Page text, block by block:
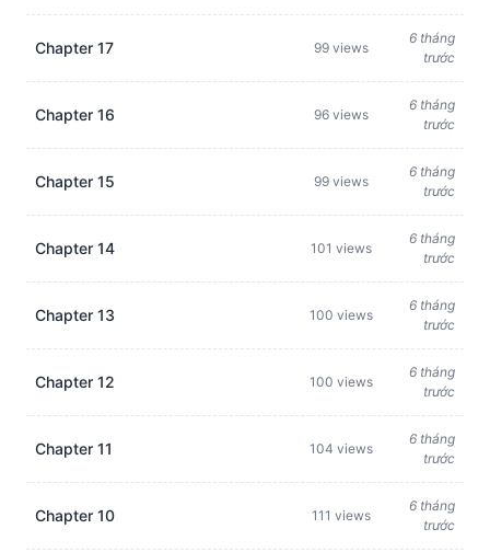
Chapter 17 99 views
6 tháng
trước
Chapter 16 96 views
6 tháng
trước
Chapter 15 99 views
6 tháng
trước
Chapter 14 101 views
6 tháng
trước
Chapter 13 100 views
6 tháng
trước
Chapter 12 100 views
6 tháng
trước
Chapter 11 104 views
6 tháng
trước
Chapter 10 111 views
6 tháng
trước